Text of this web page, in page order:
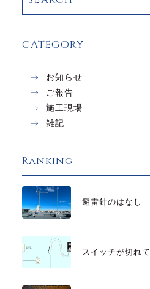
CATEGORY
お知らせ
ご報告
施工現場
雑記
Ranking
避雷針のはなし
スイッチが切れ